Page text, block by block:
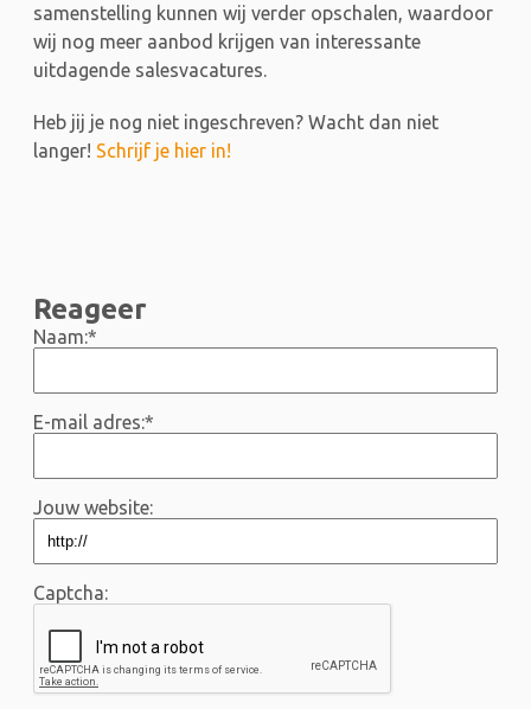
samenstelling kunnen wij verder opschalen, waardoor
wij nog meer aanbod krijgen van interessante
uitdagende salesvacatures.
Heb jij je nog niet ingeschreven? Wacht dan niet
langer! Schrijf je hier in!
Reageer
Naam:*
E-mail adres:*
Jouw website:
Captcha: